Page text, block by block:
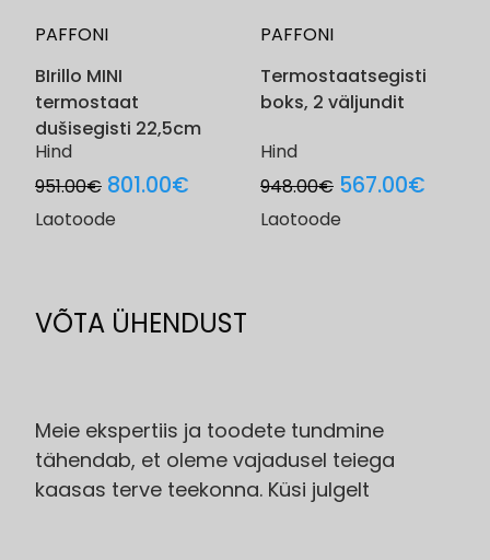
PAFFONI
BIrillo MINI
termostaat
dušisegisti 22,5cm
Hind
951.00€ Original
price
801.00€ Current
Laotoode
PAFFONI
Termostaatsegisti
boks, 2 väljundit
Hind
948.00€ Original
price
567.00€
Laotoode
VÕTA ÜHENDUST
Meie ekspertiis ja toodete tundmine
tähendab, et oleme vajadusel teiega
kaasas terve teekonna. Küsi julgelt